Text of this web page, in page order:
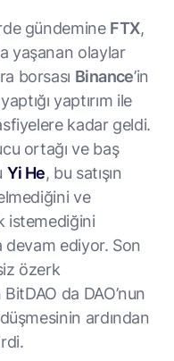
gündemineFTX,
yaşanan olaylar
borsası Binance’in
yaptırım ile
kadar geldi.
ortağı ve baş
Yi He, bu satışın
ve
istemediğini
ediyor. Son
özerk
da DAO’nun
ardından